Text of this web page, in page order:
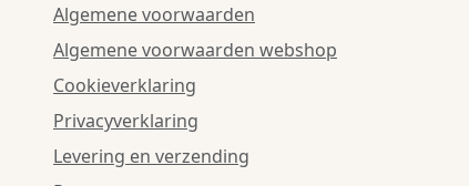
Algemene voorwaarden
Algemene voorwaarden webshop
Cookieverklaring
Privacyverklaring
Levering en verzending